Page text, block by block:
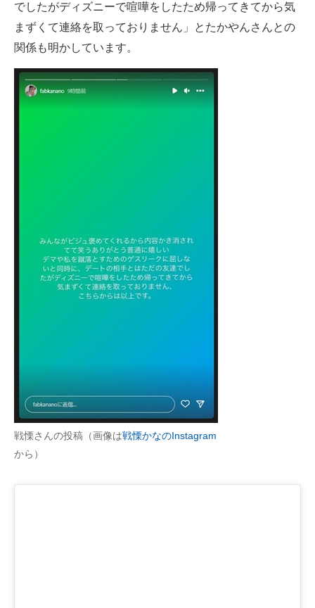
でしたがディズニーで喧嘩をしたため帰ってきてから気
まずくて連絡を取っておりません」とたかやんさんとの
関係も明かしています。
戦慄さんの投稿（画像は戦慄かなのInstagram
から）